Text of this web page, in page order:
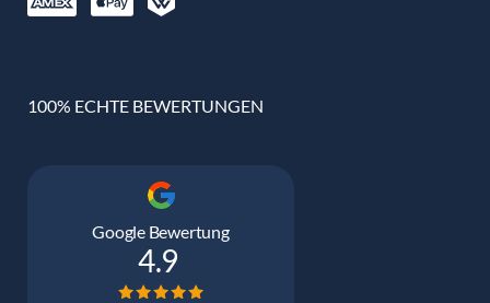
100% ECHTE BEWERTUNGEN
Google Bewertung
4.9